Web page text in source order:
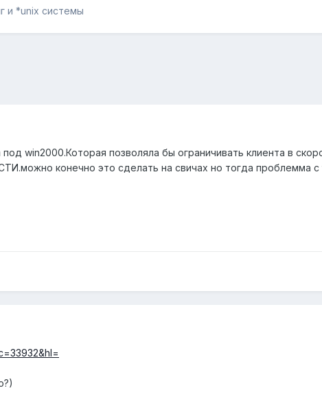
и *unix системы
win2000.Которая позволяла бы ограничивать клиента в
конечно это сделать на свичах но тогда проблемма с